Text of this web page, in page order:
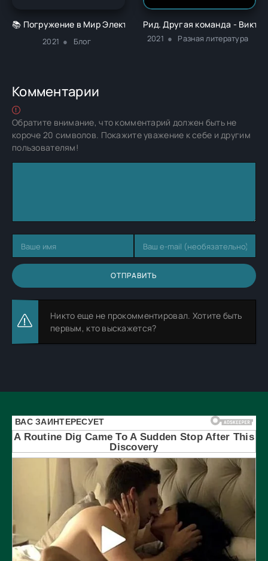
📚 Погружение в Мир Электронных Книг 🌐
2021 Блог
Рид. Другая команда -
2021 Разная литература
Комментарии
Обратите внимание, что комментарий должен быть не
короче 20 символов. Покажите уважение к себе и другим
пользователям!
ОТПРАВИТЬ
Никто еще не прокомментировал. Хотите быть
первым, кто выскажется?